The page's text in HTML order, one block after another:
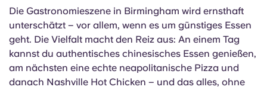
Die Gastronomieszene in Birmingham wird ernsthaft
unterschätzt – vor allem, wenn es um günstiges Essen
geht. Die Vielfalt macht den Reiz aus: An einem Tag
kannst du authentisches chinesisches Essen genießen,
am nächsten eine echte neapolitanische Pizza und
danach Nashville Hot Chicken – und das alles, ohne